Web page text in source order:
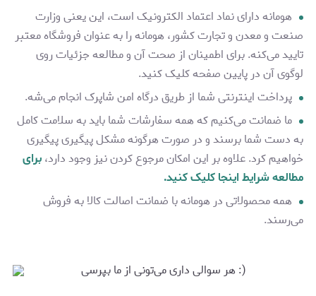
هومانه دارای نماد اعتماد الکترونیک است، این یعنی وزارت
صنعت و معدن و تجارت کشور، هومانه را به عنوان فروشگاه معتبر
تایید می‌کنه. برای اطمینان از صحت آن و مطالعه جزئیات روی
لوگوی آن در پایین صفحه کلیک کنید.
پرداخت اینترنتی شما از طریق درگاه‌ امن شاپرک انجام می‌شه.
ما ضمانت می‌کنیم که همه سفارشات شما باید به سلامت کامل
به دست شما برسند و در صورت هرگونه مشکل پیگیری پیگیری
خواهیم کرد. علاوه بر این امکان مرجوع کردن نیز وجود دارد،برای
مطالعه شرایط اینجا کلیک کنید.
همه محصولاتی در هومانه با ضمانت اصالت کالا به فروش
می‌رسند.